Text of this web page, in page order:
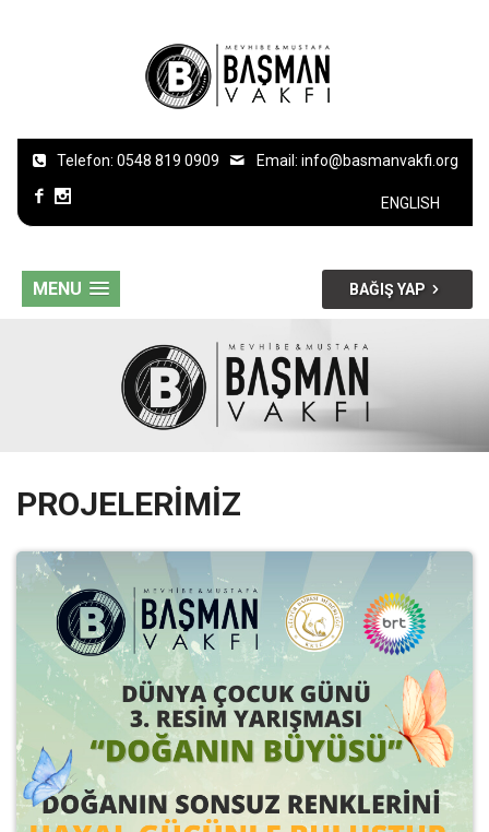
Telefon: 0548 819 0909 Email: info@basmanvakfi.org
ENGLISH
BAĞIŞ YAP
MENU
PROJELERİMİZ